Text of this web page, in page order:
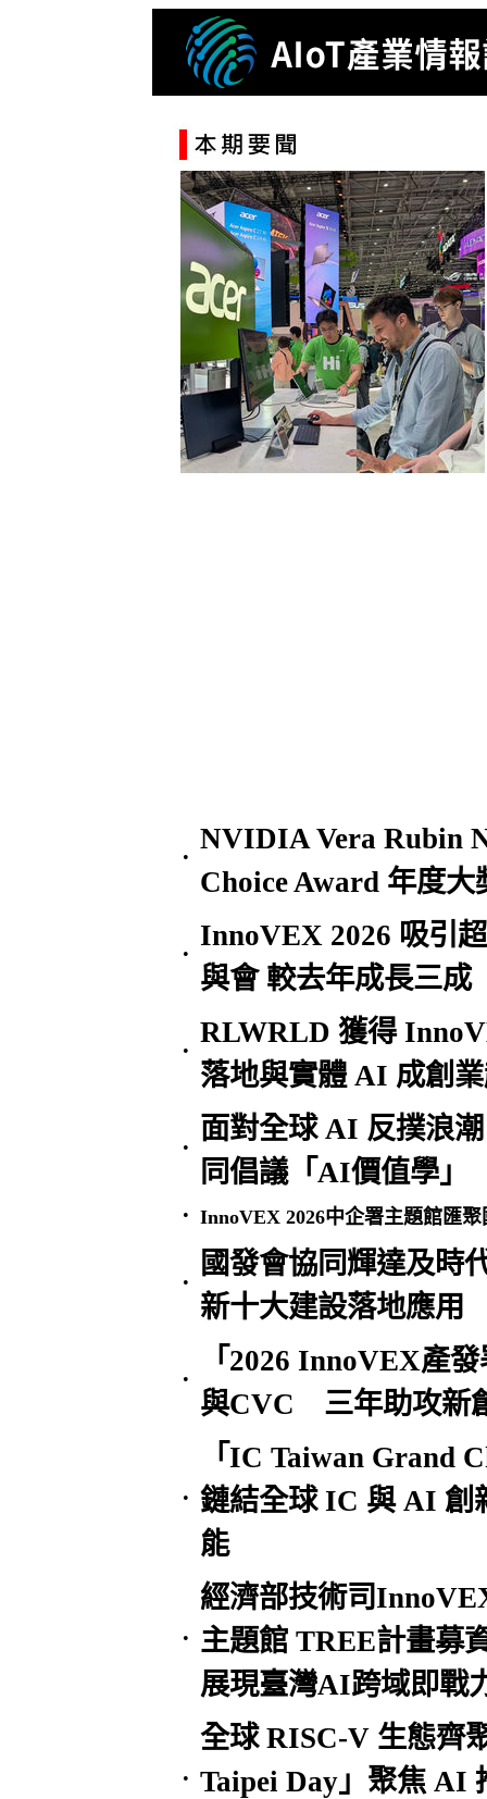
•
NVIDIA Vera Rubin
Choice Award 年度大
•
InnoVEX 2026 吸引
與會 較去年成長三成
•
RLWRLD 獲得
落地與實體 AI 成創
•
面對全球 AI 反撲浪
同倡議「AI價值學」
• InnoVEX 2026中企署主題館匯
•
國發會協同輝達及時
新十大建設落地應用
•
「2026 InnoVEX產
與CVC 三年助攻新
•
「IC Taiwan Grand
鏈結全球 IC 與 AI
能
•
經濟部技術司
主題館 TREE計畫募
展現臺灣AI跨域即戰
•
全球 RISC-V 生態齊
Taipei Day」聚焦 AI